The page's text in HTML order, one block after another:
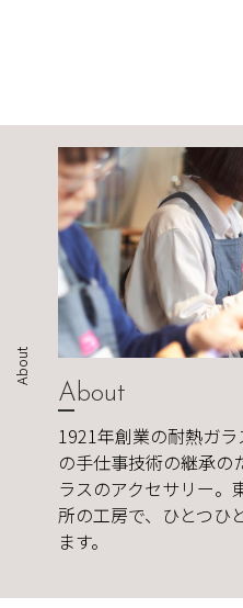
About
About
1921年創業の耐熱ガ
の手仕事技術の継承の
ラスのアクセサリー。
所の工房で、ひとつひ
ます。